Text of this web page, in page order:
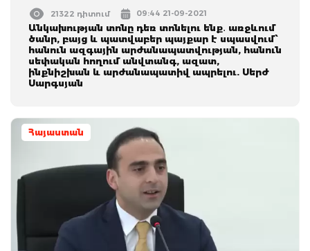
21322 դիտում 09:44 21-09-2021
Անկախության տոնը դեռ տոնելու ենք․ առջևում
ծանր, բայց և պատվաբեր պայքար է սպասվում՝
հանուն ազգային արժանապատվության, հանուն
սեփական հողում անվտանգ, ազատ,
ինքնիշխան և արժանապատիվ ապրելու. Սերժ
Սարգսյան
Հայաստան